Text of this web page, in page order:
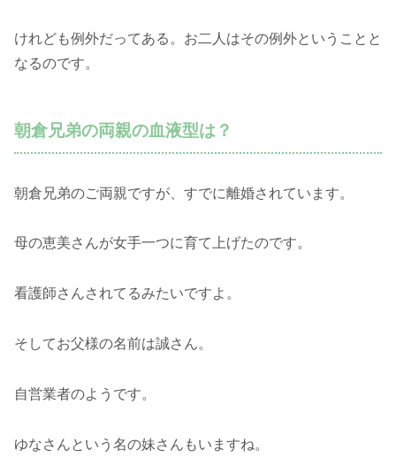
けれども例外だってある。お二人はその例外ということと
なるのです。
朝倉兄弟の両親の血液型は？
朝倉兄弟のご両親ですが、すでに離婚されています。
母の恵美さんが女手一つに育て上げたのです。
看護師さんされてるみたいですよ。
そしてお父様の名前は誠さん。
自営業者のようです。
ゆなさんという名の妹さんもいますね。